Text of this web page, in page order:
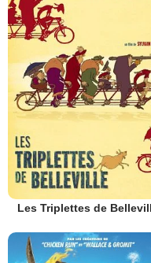
Les Triplettes de